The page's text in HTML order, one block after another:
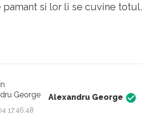
pamant si lor li se cuvine totul.
din masina: "că deh, mulţi
mai importanta si e obligatoriu
Ceilalti "s-au ajuns" si o mai si
astia sunt cei care nu dau doi
Alexandru George
17:46:48